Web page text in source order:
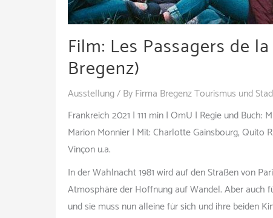
Film: Les Passagers de
Bregenz)
Ausstellung/ ByFirma Bregenz Tourismus und
Frankreich 2021 | 111 min | OmU | Regie und
Marion Monnier | Mit: Charlotte Gainsbourg, Quito
Vinçon u.a.
In der Wahlnacht 1981 wird auf den Straßen von
Atmosphäre der Hoffnung auf Wandel. Aber auch
und sie muss nun alleine für sich und ihre beiden